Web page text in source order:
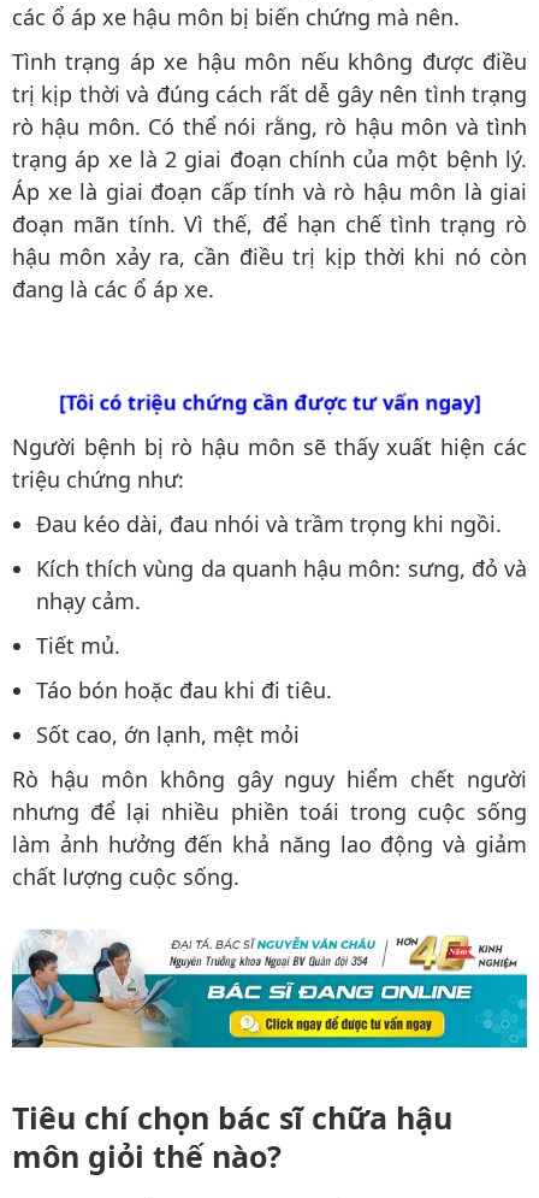
các ổ áp xe hậu môn bị biến chứng mà nên.
Tình trạng áp xe hậu môn nếu không được điều
trị kịp thời và đúng cách rất dễ gây nên tình trạng
rò hậu môn. Có thể nói rằng, rò hậu môn và tình
trạng áp xe là 2 giai đoạn chính của một bệnh lý.
Áp xe là giai đoạn cấp tính và rò hậu môn là giai
đoạn mãn tính. Vì thế, để hạn chế tình trạng rò
hậu môn xảy ra, cần điều trị kịp thời khi nó còn
đang là các ổ áp xe.
[Tôi có triệu chứng cần được tư vấn ngay]
Người bệnh bị rò hậu môn sẽ thấy xuất hiện các
triệu chứng như:
Đau kéo dài, đau nhói và trầm trọng khi ngồi.
Kích thích vùng da quanh hậu môn: sưng, đỏ và
nhạy cảm.
Tiết mủ.
Táo bón hoặc đau khi đi tiêu.
Sốt cao, ớn lạnh, mệt mỏi
Rò hậu môn không gây nguy hiểm chết người
nhưng để lại nhiều phiền toái trong cuộc sống
làm ảnh hưởng đến khả năng lao động và giảm
chất lượng cuộc sống.
Tiêu chí chọn bác sĩ chữa hậu
môn giỏi thế nào?